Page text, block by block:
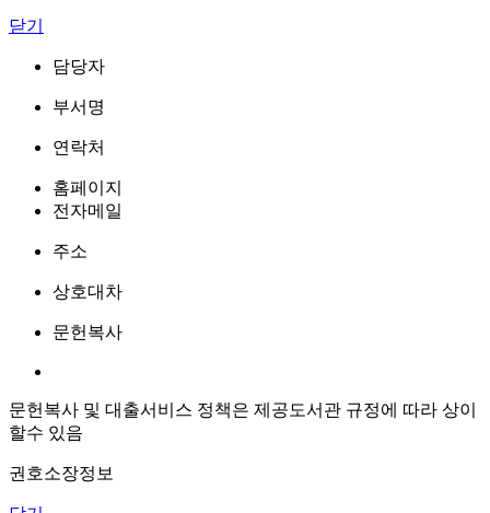
닫기
담당자
부서명
연락처
홈페이지
전자메일
주소
상호대차
문헌복사
문헌복사 및 대출서비스 정책은 제공도서관 규정에 따라 상이
할수 있음
권호소장정보